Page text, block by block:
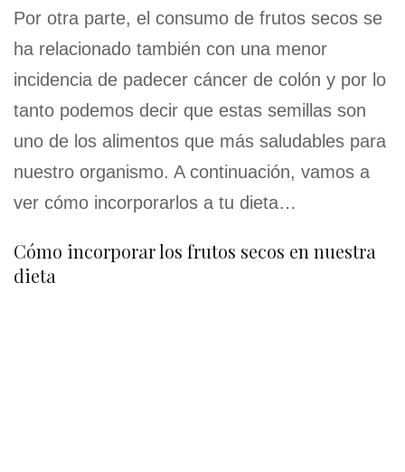
Por otra parte, el consumo de frutos secos se
ha relacionado también con una menor
incidencia de padecer cáncer de colón y por lo
tanto podemos decir que estas semillas son
uno de los alimentos que más saludables para
nuestro organismo. A continuación, vamos a
ver cómo incorporarlos a tu dieta…
Cómo incorporar los frutos secos en nuestra
dieta